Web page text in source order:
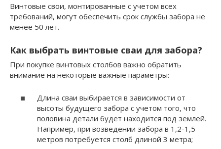
Винтовые свои, монтированные с учетом всех
требований, могут обеспечить срок службы забора не
менее 50 лет.
Как выбрать винтовые сваи для забора?
При покупке винтовых столбов важно обратить
внимание на некоторые важные параметры:
Длина сваи выбирается в зависимости от
высоты будущего забора с учетом того, что
половина детали будет находится под землей.
Например, при возведении забора в 1,2-1,5
метров потребуется столб длиной 3 метра;